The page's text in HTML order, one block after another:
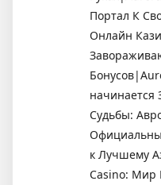
Портал К
Онлайн
Судьбы:
к Лучшему
Casino: Мир